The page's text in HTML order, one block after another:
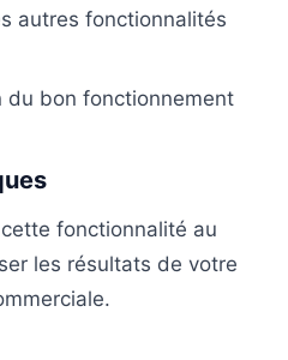
autres fonctionnalités
du bon fonctionnement
fonctionnalité au
les résultats de votre